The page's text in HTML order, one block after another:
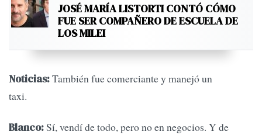
JOSÉ MARÍA LISTORTI CONTÓ CÓMO
FUE SER COMPAÑERO DE ESCUELA DE
LOS MILEI
Noticias:También fue comerciante y manejó un
taxi.
Blanco:Sí, vendí de todo, pero no en negocios. Y de